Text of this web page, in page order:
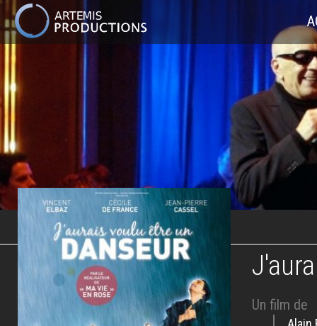
Aller
au
contenu
principal
MAIN
NAVIGATION
Un film de